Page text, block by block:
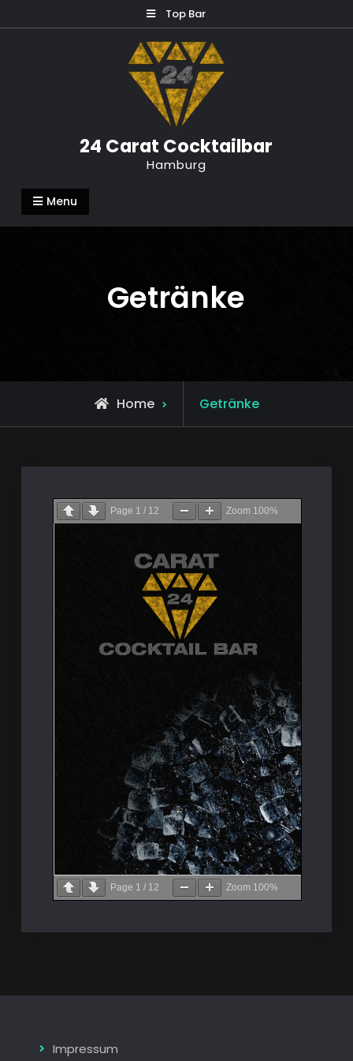
to
Top Bar
24 Carat Cocktailbar
Hamburg
Menu
Getränke
Home Getränke
Page 1 / 12 Zoom 100%
Page 1 / 12 Zoom 100%
Impressum